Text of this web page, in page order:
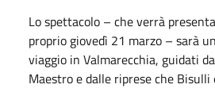
Lo spettacolo – che verrà
proprio giovedì 21 marzo – sarà
viaggio in Valmarecchia, guidati
Maestro e dalle riprese che Bisulli